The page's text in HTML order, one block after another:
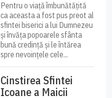
Pentru o viață îmbunătățită
ca aceasta a fost pus preot al
sfintei biserici a lui Dumnezeu
și învăța popoarele sfânta
bună credință și le întărea
spre nevoințele cele...
Cinstirea Sfintei
Icoane a Maicii